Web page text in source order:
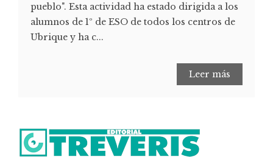
pueblo". Esta actividad ha estado dirigida a los
alumnos de 1º de ESO de todos los centros de
Ubrique y ha c...
Leer más